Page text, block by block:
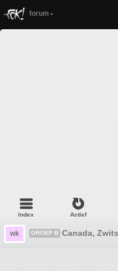
forum
Index Actief
wk GROEP B Canada,